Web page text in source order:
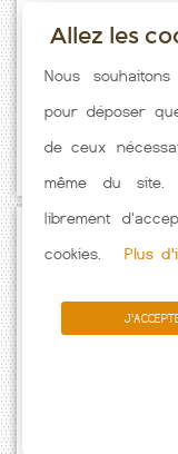
Taux emprunt
Immobilier pratiqués
hors assurance.
caractéristiques de
Allez les
Nous
pour déposer
de ceux
même du site.
librement
cookies.
Plus